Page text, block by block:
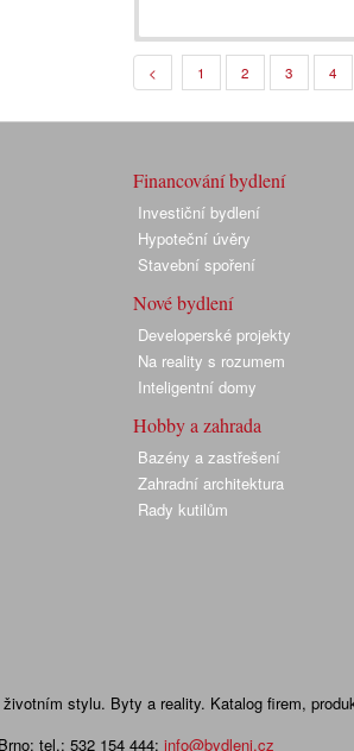
< 1 2 3 4
Financování bydlení
Investiční bydlení
Hypoteční úvěry
Stavební spoření
Nové bydlení
Developerské projekty
Na reality s rozumem
Inteligentní domy
Hobby a zahrada
Bazény a zastřešení
Zahradní architektura
Rady kutilům
stylu. Byty a reality. Katalog firem,
tel.: 532 154 444; info@bydleni.cz